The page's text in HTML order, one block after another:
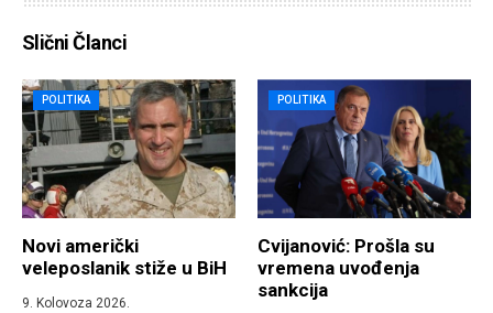
Slični Članci
POLITIKA
Novi američki
veleposlanik stiže u BiH
9. Kolovoza 2026.
POLITIKA
Cvijanović: Prošla su
vremena uvođenja
sankcija